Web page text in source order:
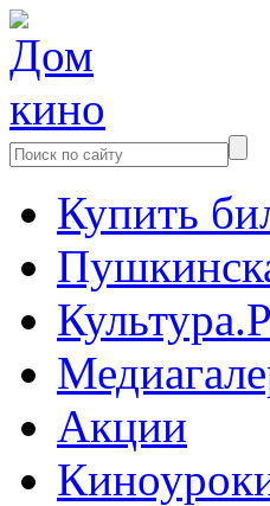
Купить
Акции